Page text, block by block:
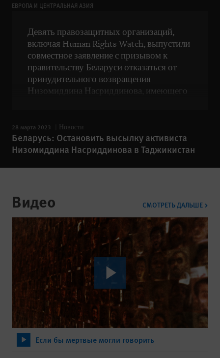
ЕВРОПА И ЦЕНТРАЛЬНАЯ АЗИЯ
Девять правозащитных организаций,
включая Human Rights Watch, выпустили
совместное заявление с призывом к
правительству Беларуси отказаться от
принудительного возвращения
Низомиддина Насриддинова, имеющего
активиста, в Таджикистан.
28 марта 2023 Новости
Беларусь: Остановить высылку активиста
Низомиддина Насриддинова в Таджикистан
Видео СМОТРЕТЬ ДАЛЬШЕ
Если бы мертвые могли говорить